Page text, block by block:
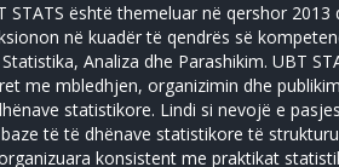
STATS është themeluar në qershor 2013
në kuadër të qendrës së
Analiza dhe Parashikim. UBT
me mbledhjen, organizimin dhe
statistikore. Lindi si nevojë e
të të dhënave statistikore të
konsistent me praktikat